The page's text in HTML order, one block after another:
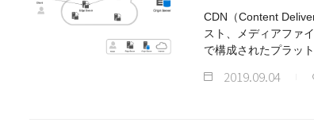
CDN（Content
スト、メディアファ
で構成されたプラッ
2019.09.04